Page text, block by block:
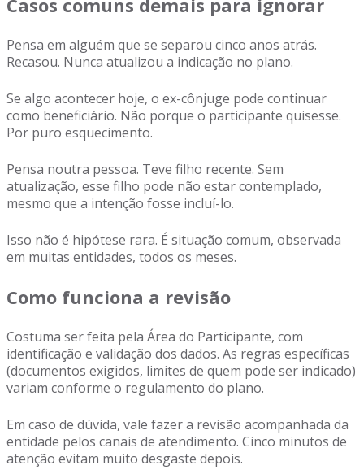
Casos comuns demais para ignorar
Pensa em alguém que se separou cinco anos atrás.
Recasou. Nunca atualizou a indicação no plano.
Se algo acontecer hoje, o ex-cônjuge pode continuar
como beneficiário. Não porque o participante quisesse.
Por puro esquecimento.
Pensa noutra pessoa. Teve filho recente. Sem
atualização, esse filho pode não estar contemplado,
mesmo que a intenção fosse incluí-lo.
Isso não é hipótese rara. É situação comum, observada
em muitas entidades, todos os meses.
Como funciona a revisão
Costuma ser feita pela Área do Participante, com
identificação e validação dos dados. As regras específicas
(documentos exigidos, limites de quem pode ser indicado)
variam conforme o regulamento do plano.
Em caso de dúvida, vale fazer a revisão acompanhada da
entidade pelos canais de atendimento. Cinco minutos de
atenção evitam muito desgaste depois.